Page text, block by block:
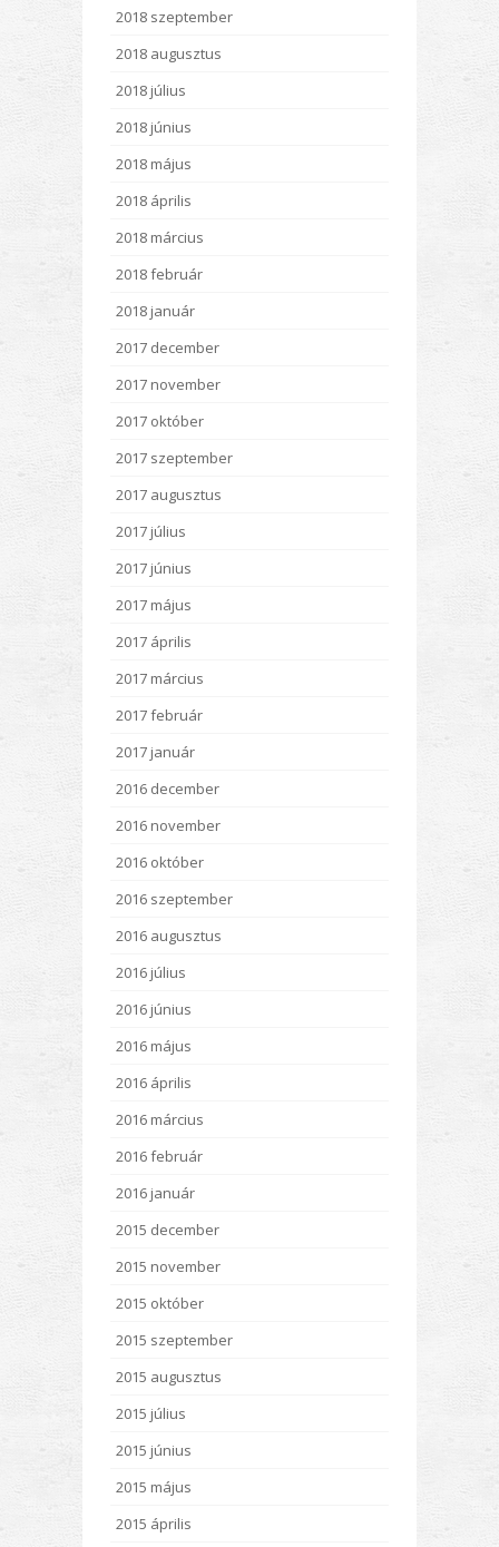
2018 szeptember
2018 augusztus
2018 július
2018 június
2018 május
2018 április
2018 március
2018 február
2018 január
2017 december
2017 november
2017 október
2017 szeptember
2017 augusztus
2017 július
2017 június
2017 május
2017 április
2017 március
2017 február
2017 január
2016 december
2016 november
2016 október
2016 szeptember
2016 augusztus
2016 július
2016 június
2016 május
2016 április
2016 március
2016 február
2016 január
2015 december
2015 november
2015 október
2015 szeptember
2015 augusztus
2015 július
2015 június
2015 május
2015 április